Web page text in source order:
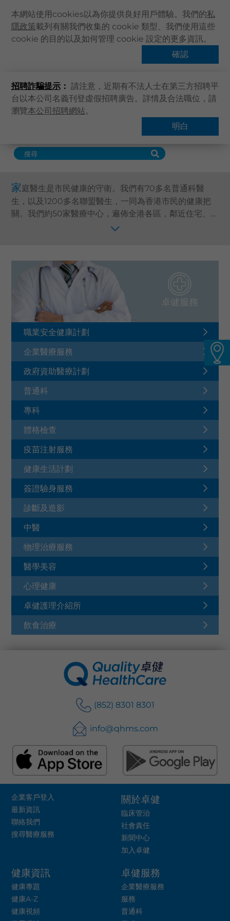
本網站使用cookies以為你提供良好用戶體驗。我們的私
隱政策載列有關我們收集的 cookie 類型、我們使用這些
cookie 的目的以及如何管理 cookie 設定的更多資訊。
確認
招聘詐騙提示： 請注意，近期有不法人士在第三方招聘平
台以本公司名義刊登虛假招聘廣告。詳情及合法職位，請
瀏覽本公司招聘網站。
明白
主頁
卓健服務
卓健手機App
最新資訊
搜尋醫療服務
登記 / 登入
卓健eShop
主頁 卓健服務
家庭醫生是市民健康的守衛。我們有70多名普通科醫
生，以及1200多名聯盟醫生，一同為香港市民的健康把
關。我們約50家醫療中心，遍佈全港各區，鄰近住宅、商
業區及旅遊區，為各階層人士提供方便快捷的基層醫療服
卓健服務
職業安全健康計劃
企業醫療服務
政府資助醫療計劃
普通科
專科
體格檢查
疫苗注射服務
健康生活計劃
簽證驗身服務
診斷及造影
中醫
物理治療服務
醫學美容
心理健康
卓健護理介紹所
飲食治療
(852) 8301 8301
info@qhms.com
企業客戶登入
最新資訊
聯絡我們
搜尋醫療服務
關於卓健
臨床管治
社會責任
新聞中心
加入卓健
健康資訊
健康專題
健康A-Z
健康視頻
卓健服務
企業醫療服務
服務
普通科